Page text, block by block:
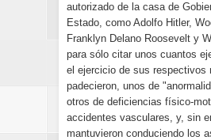
autorizado de la casa de
Estado, como Adolfo Hitler,
Franklyn Delano Roosevelt y
para sólo citar unos cuantos
el ejercicio de sus respectivos
padecieron, unos de
otros de deficiencias físico-
accidentes vasculares, y, sin
mantuvieron conduciendo los